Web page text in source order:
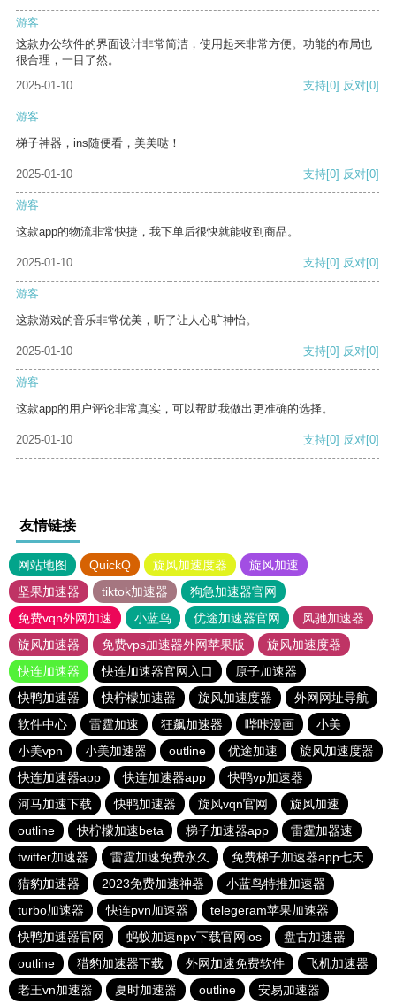
游客
这款办公软件的界面设计非常简洁，使用起来非常方便。功能的布局也
很合理，一目了然。
2025-01-10
支持[0] 反对[0]
游客
梯子神器，ins随便看，美美哒！
2025-01-10 支持[0] 反对[0]
游客
这款app的物流非常快捷，我下单后很快就能收到商品。
2025-01-10 支持[0] 反对[0]
游客
这款游戏的音乐非常优美，听了让人心旷神怡。
2025-01-10 支持[0] 反对[0]
游客
这款app的用户评论非常真实，可以帮助我做出更准确的选择。
2025-01-10 支持[0] 反对[0]
友情链接
网站地图 QuickQ 旋风加速度器
旋风加速
坚果加速器
tiktok加速器
狗急加速器官网
免费vqn外网加速
小蓝鸟 优途加速器官网
风驰加速器
旋风加速器
免费vps加速器外网苹果版
旋风加速度器
快连加速器
快连加速器官网入口
原子加速器
快鸭加速器
快柠檬加速器 旋风加速度器
外网网址导航
软件中心
雷霆加速 狂飙加速器 哔咔漫画
小美
小美vpn
小美加速器 outline 优途加速
旋风加速度器
快连加速器app
快连加速器app
快鸭vp加速器
河马加速下载
快鸭加速器 旋风vqn官网
旋风加速
outline
快柠檬加速beta 梯子加速器app
雷霆加器速
twitter加速器
雷霆加速免费永久
免费梯子加速器app七天
猎豹加速器
2023免费加速神器
小蓝鸟特推加速器
turbo加速器
快连pvn加速器
telegeram苹果加速器
快鸭加速器官网
蚂蚁加速npv下载官网ios
盘古加速器
outline
猎豹加速器下载 外网加速免费软件
飞机加速器
老王vn加速器
夏时加速器 outline 安易加速器